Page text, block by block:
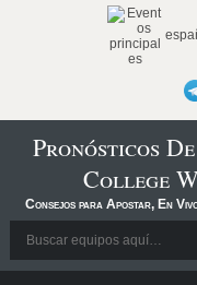
Pronósticos
College
Consejos para Apostar, En